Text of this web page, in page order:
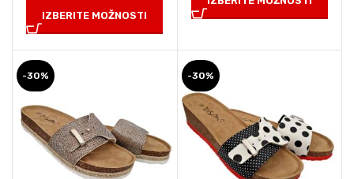
je
je:
IZBERITE MOŽNOSTI
-30% -30%